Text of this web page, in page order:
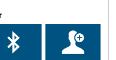
écran. L'écran de cet iPhone
voir tout ce qui se passe, mais
OLED offre de superbes
préférés.